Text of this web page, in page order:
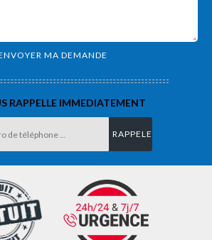
RAPPELLE IMMEDIATEMENT